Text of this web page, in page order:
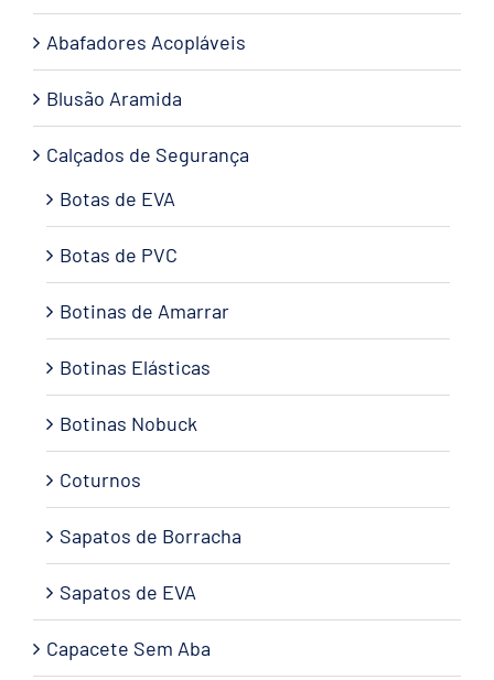
Abafadores Acopláveis
Blusão Aramida
Calçados de Segurança
Botas de EVA
Botas de PVC
Botinas de Amarrar
Botinas Elásticas
Botinas Nobuck
Coturnos
Sapatos de Borracha
Sapatos de EVA
Capacete Sem Aba